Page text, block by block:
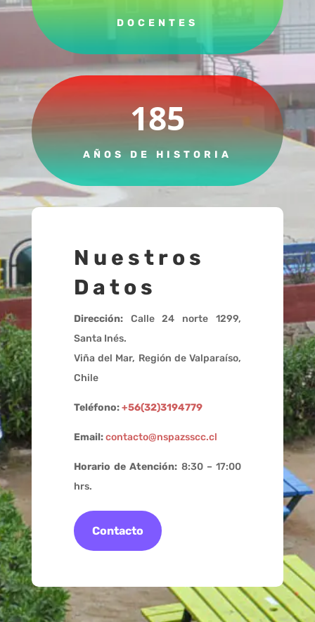
DOCENTES
185
AÑOS DE HISTORIA
Nuestros
Datos
Dirección:Calle 24 norte 1299,
Santa Inés.
Viña del Mar, Región de Valparaíso,
Chile
Teléfono:+56(32)3194779
Email:contacto@nspazsscc.cl
Horario de Atención: 8:30 – 17:00
hrs.
Contacto